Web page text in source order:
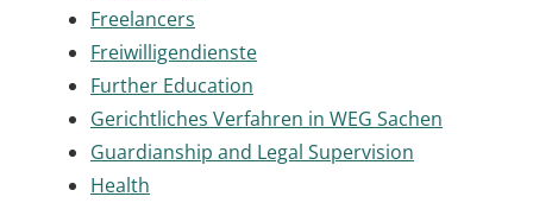
Freelancers
Freiwilligendienste
Further Education
Gerichtliches Verfahren in WEG Sachen
Guardianship and Legal Supervision
Health